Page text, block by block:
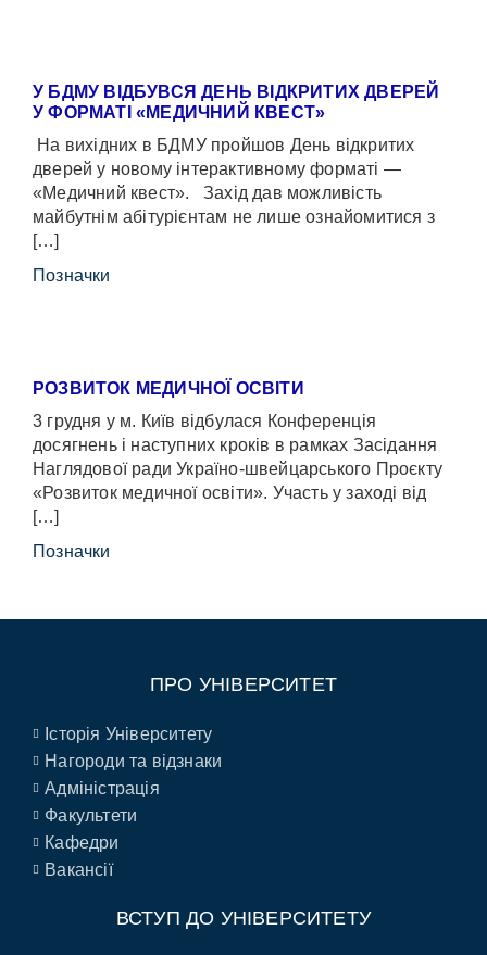
У БДМУ ВІДБУВСЯ ДЕНЬ ВІДКРИТИХ ДВЕРЕЙ
У ФОРМАТІ «МЕДИЧНИЙ КВЕСТ»
На вихідних в БДМУ пройшов День відкритих
дверей у новому інтерактивному форматі —
«Медичний квест». Захід дав можливість
майбутнім абітурієнтам не лише ознайомитися з
[…]
Позначки
РОЗВИТОК МЕДИЧНОЇ ОСВІТИ
3 грудня у м. Київ відбулася Конференція
досягнень і наступних кроків в рамках Засідання
Наглядової ради Україно-швейцарського Проєкту
«Розвиток медичної освіти». Участь у заході від
[…]
Позначки
ПРО УНІВЕРСИТЕТ
Історія Університету
Нагороди та відзнаки
Адміністрація
Факультети
Кафедри
Вакансії
ВСТУП ДО УНІВЕРСИТЕТУ